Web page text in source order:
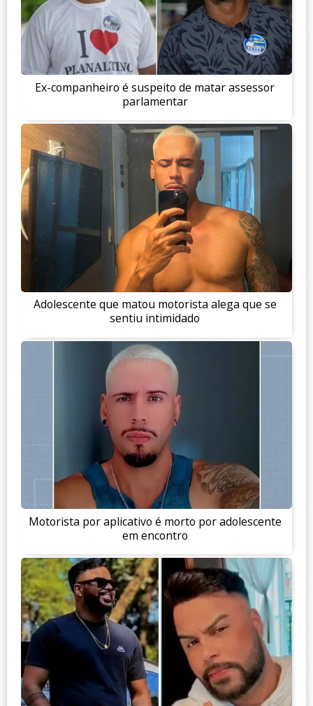
Ex-companheiro é suspeito de matar assessor
parlamentar
Adolescente que matou motorista alega que se
sentiu intimidado
Motorista por aplicativo é morto por adolescente
em encontro